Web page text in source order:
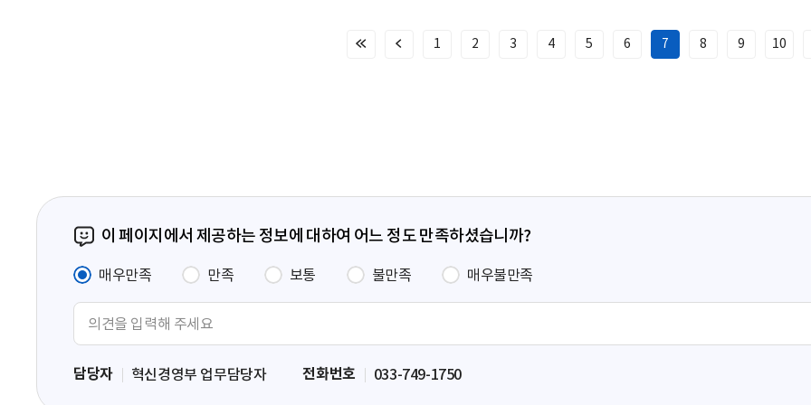
처
이
1 2 3 4 5 6 7 8 9 10
이 페이지에서 제공하는 정보에 대하여 어느 정도 만족하셨습니까?
매우만족 만족 보통 불만족 매우불만족
력
담당자 혁신경영부 업무담당자 전화번호 033-749-1750